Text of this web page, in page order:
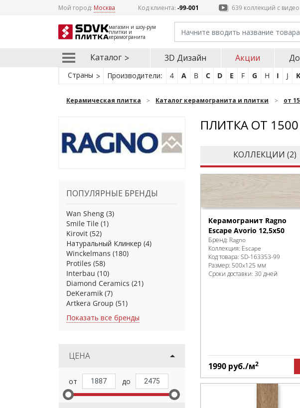
Мой город: Москва Код клиента:-99-001 639 коллекций с видео
магазин и шоу-рум
плитки и
керамогранита
Каталог 3D Дизайн Акции
Страны Производители: 4 A B C D E F G H I J K
Керамическая плитка Каталог керамогранита и плитки от
ПОПУЛЯРНЫЕ БРЕНДЫ
Wan Sheng (3)
Smile Tile (1)
Kirovit (52)
Натуральный Клинкер (4)
Winckelmans (180)
Protiles (58)
Interbau (10)
Diamond Ceramics (21)
DeKeramik (7)
Artkera Group (51)
Показать все бренды
ЦЕНА
ПЛИТКА ОТ 1500
КОЛЛЕКЦИИ (2)
Керамогранит Ragno
Escape Avorio 12,5x50
Бренд: Ragno
Коллекция: Escape
Код товара: SD-163353-99
Размер: 500x125 мм
Сроки доставки: 30 дней
1990 руб./м2